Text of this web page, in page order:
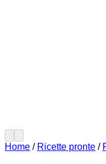
Home / Ricette pronte /